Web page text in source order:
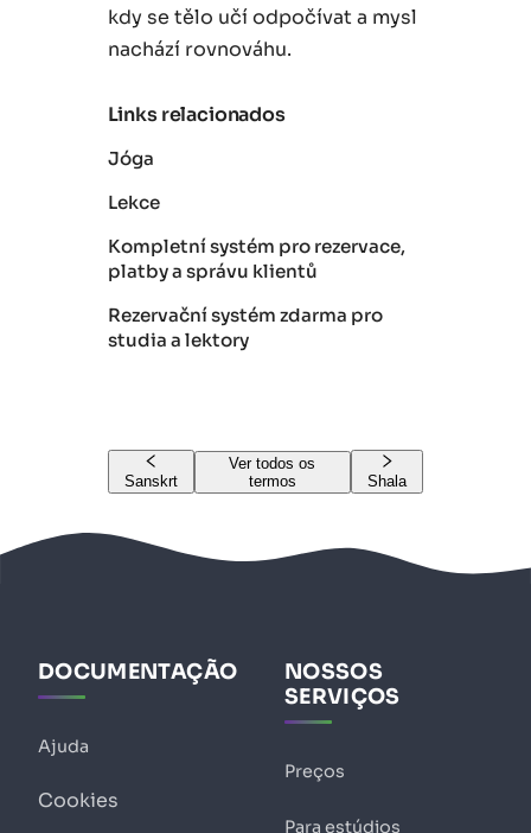
kdy se tělo učí odpočívat a mysl
nachází rovnováhu.
Links relacionados
Jóga
Lekce
Kompletní systém pro rezervace,
platby a správu klientů
Rezervační systém zdarma pro
studia a lektory
Sanskrt
Ver todos os
termos
Shala
DOCUMENTAÇÃO
Ajuda
Cookies
NOSSOS
SERVIÇOS
Preços
Para estúdios